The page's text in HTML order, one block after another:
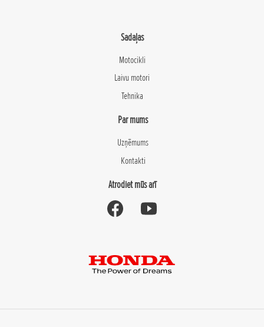
Sadaļas
Motocikli
Laivu motori
Tehnika
Par mums
Uzņēmums
Kontakti
Atrodiet mūs arī